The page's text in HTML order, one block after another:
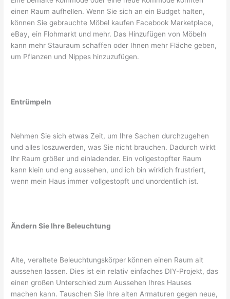
einen Raum aufhellen. Wenn Sie sich an ein Budget halten,
können Sie gebrauchte Möbel kaufen Facebook Marketplace,
eBay, ein Flohmarkt und mehr. Das Hinzufügen von Möbeln
kann mehr Stauraum schaffen oder Ihnen mehr Fläche geben,
um Pflanzen und Nippes hinzuzufügen.
Entrümpeln
Nehmen Sie sich etwas Zeit, um Ihre Sachen durchzugehen
und alles loszuwerden, was Sie nicht brauchen. Dadurch wirkt
Ihr Raum größer und einladender. Ein vollgestopfter Raum
kann klein und eng aussehen, und ich bin wirklich frustriert,
wenn mein Haus immer vollgestopft und unordentlich ist.
Ändern Sie Ihre Beleuchtung
Alte, veraltete Beleuchtungskörper können einen Raum alt
aussehen lassen. Dies ist ein relativ einfaches DIY-Projekt, das
einen großen Unterschied zum Aussehen Ihres Hauses
machen kann. Tauschen Sie Ihre alten Armaturen gegen neue,